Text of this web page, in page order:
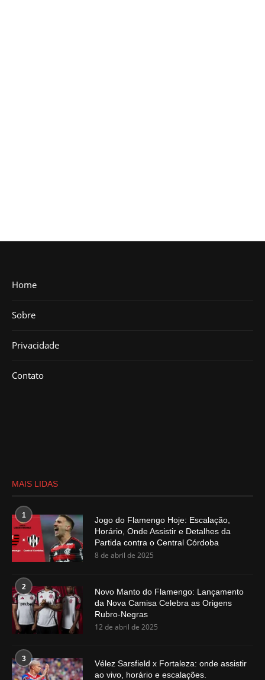
Home
Sobre
Privacidade
Contato
MAIS LIDAS
1
Jogo do Flamengo Hoje: Escalação,
Horário, Onde Assistir e Detalhes da
Partida contra o Central Córdoba
8 de abril de 2025
2
Novo Manto do Flamengo: Lançamento
da Nova Camisa Celebra as Origens
Rubro-Negras
12 de abril de 2025
3
Vélez Sarsfield x Fortaleza: onde assistir
ao vivo, horário e escalações.